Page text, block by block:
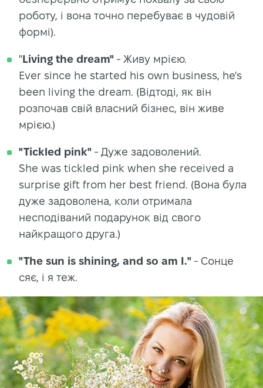
роботу, і вона точно перебуває в чудовій
формі).
"Living the dream" - Живу мрією.
Ever since he started his own business, he's
been living the dream. (Відтоді, як він
розпочав свій власний бізнес, він живе
мрією.)
"Tickled pink" - Дуже задоволений.
She was tickled pink when she received a
surprise gift from her best friend. (Вона була
дуже задоволена, коли отримала
несподіваний подарунок від свого
найкращого друга.)
"The sun is shining, and so am I." - Сонце
сяє, і я теж.